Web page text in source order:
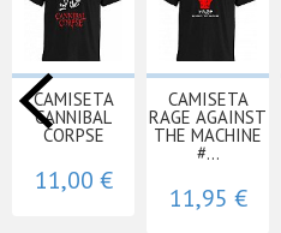
CAMISETA
CANNIBAL
CORPSE
11,00 €
CAMISETA
RAGE AGAINST
THE MACHINE
#...
11,95 €